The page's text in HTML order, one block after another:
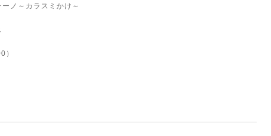
ノ～カラスミかけ～
）